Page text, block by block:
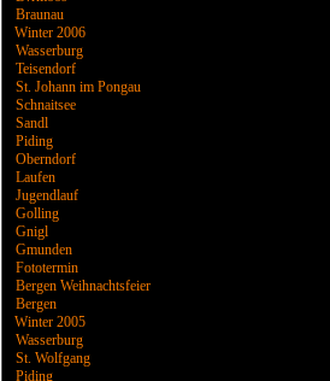
Braunau
Winter 2006
Wasserburg
Teisendorf
St. Johann im Pongau
Schnaitsee
Sandl
Piding
Oberndorf
Laufen
Jugendlauf
Golling
Gnigl
Gmunden
Fototermin
Bergen Weihnachtsfeier
Bergen
Winter 2005
Wasserburg
St. Wolfgang
Piding